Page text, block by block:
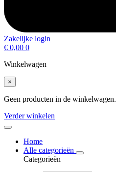
Zakelijke login
€ 0,00 0
Winkelwagen
×
Geen producten in de winkelwagen.
Verder winkelen
Home
Alle categorieën
Categorieën